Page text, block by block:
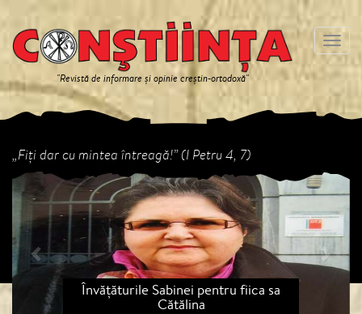
"Revistă de informare și opinie creștin-ortodoxă"
Meniu
„Fiți dar cu mintea întreagă!” (I Petru 4, 7)
Învățăturile Sabinei pentru fiica sa
Cătălina
Previous Next